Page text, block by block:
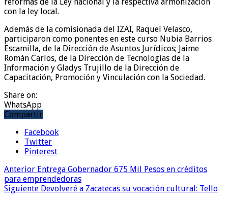
con la ley local.
Además de la comisionada del IZAI, Raquel Velasco,
participaron como ponentes en este curso Nubia Barrios
Escamilla, de la Dirección de Asuntos Jurídicos; Jaime
Román Carlos, de la Dirección de Tecnologías de la
Información y Gladys Trujillo de la Dirección de
Capacitación, Promoción y Vinculación con la Sociedad.
Share on:
WhatsApp
Compartir
Facebook
Twitter
Pinterest
Anterior Entrega Gobernador 675 Mil Pesos en créditos
para emprendedoras
Siguiente Devolveré a Zacatecas su vocación cultural: Tello